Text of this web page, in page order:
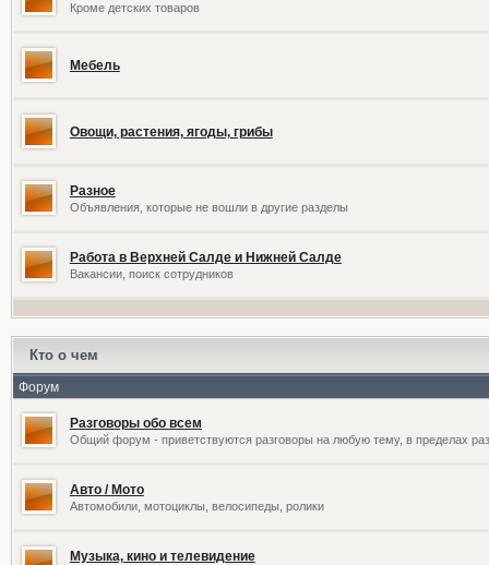
Кроме детских товаров
Мебель
Овощи, растения, ягоды, грибы
Разное
Объявления, которые не вошли в другие разделы
Работа в Верхней Салде и Нижней Салде
Вакансии, поиск сотрудников
Кто о чем
Форум
Разговоры обо всем
Общий форум - приветствуются разговоры на любую тему, в пределах
Авто / Мото
Автомобили, мотоциклы, велосипеды, ролики
Музыка, кино и телевидение